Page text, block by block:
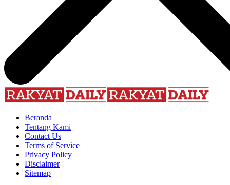
Beranda
Tentang Kami
Contact Us
Terms of Service
Privacy Policy
Disclaimer
Sitemap